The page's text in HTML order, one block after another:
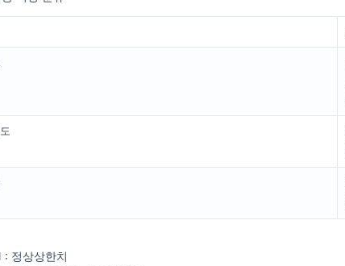
: 정상상한치